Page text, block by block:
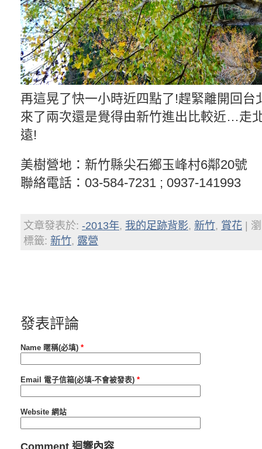
再這晃了快一小時近四點了!趕緊離開回
來了兩次還是覺得由新竹進出比較近…走
遠!
美樹營地：新竹縣尖石鄉玉峰村6鄰20號
聯絡電話：03-584-7231 ; 0937-141993
文章發表於: -2013年, 我的足跡背影, 新竹, 賞花 |
標籤: 新竹, 露營
發表評論
Name 暱稱(必填) *
Email 電子信箱(必填-不會被發表) *
Website 網站
Comment 迴響內容